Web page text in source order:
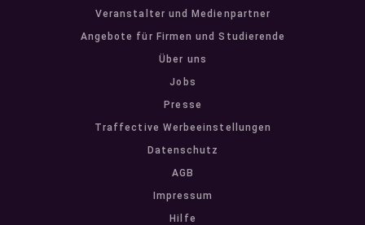
Veranstalter und Medienpartner
Angebote für Firmen und Studierende
Über uns
Jobs
Presse
Traffective Werbeeinstellungen
Datenschutz
AGB
Impressum
Hilfe